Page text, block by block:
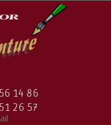
14 86
26 57